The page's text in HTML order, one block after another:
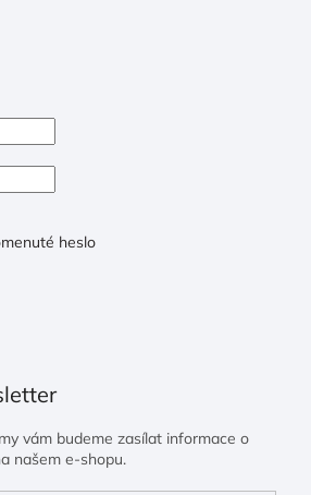
heslo
vám budeme zasílat informace o
našem e-shopu.